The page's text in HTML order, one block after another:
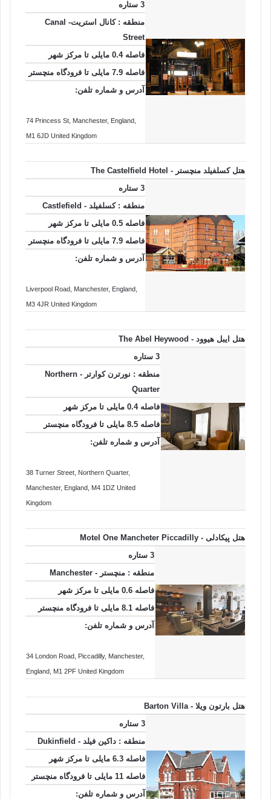
3 ستاره
منطقه : کانال استریت- Canal
Street
فاصله 0.4 مایلی تا مرکز شهر
فاصله 7.9 مایلی تا فرودگاه منچستر
آدرس و شماره تلفن:
74 Princess St , Manchester, England
M1 6JD United Kingdom
هتل کسلفیلد منچستر - The Castelfield Hotel
3 ستاره
منطقه : کسلفیلد - Castlefield
فاصله 0.5 مایلی تا مرکز شهر
فاصله 7.9 مایلی تا فرودگاه منچستر
آدرس و شماره تلفن:
Liverpool Road , Manchester, England
M3 4JR United Kingdom
هتل ایبل هیوود - The Abel Heywood
3 ستاره
منطقه : نورترن کوارتر - Northern
Quarter
فاصله 0.4 مایلی تا مرکز شهر
فاصله 8.5 مایلی تا فرودگاه منچستر
آدرس و شماره تلفن:
38 Turner Street, Northern Quarter,
Manchester, England , M4 1DZ United
Kingdom
هتل پیکادلی - Motel One Mancheter Piccadilly
3 ستاره
منطقه : منچستر - Manchester
فاصله 0.6 مایلی تا مرکز شهر
فاصله 8.1 مایلی تا فرودگاه منچستر
آدرس و شماره تلفن:
34 London Road , Piccadilly, Manchester,
England , M1 2PF United Kingdom
هتل بارتون ویلا - Barton Villa
3 ستاره
منطقه : داکین فیلد - Dukinfield
فاصله 6.3 مایلی تا مرکز شهر
فاصله 11 مایلی تا فرودگاه منچستر
آدرس و شماره تلفن: